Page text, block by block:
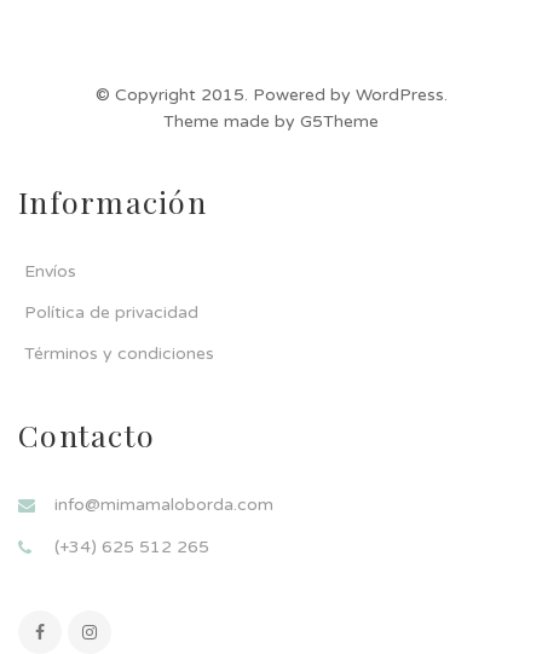
© Copyright 2015. Powered by WordPress.
Theme made by G5Theme
Información
Envíos
Política de privacidad
Términos y condiciones
Contacto
info@mimamaloborda.com
(+34) 625 512 265